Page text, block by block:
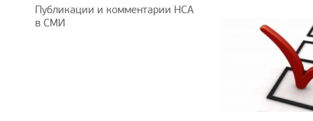
Публикации и комментарии НСА
в СМИ